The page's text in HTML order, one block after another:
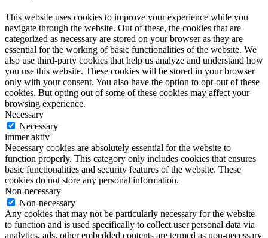
This website uses cookies to improve your experience while you
navigate through the website. Out of these, the cookies that are
categorized as necessary are stored on your browser as they are
essential for the working of basic functionalities of the website. We
also use third-party cookies that help us analyze and understand how
you use this website. These cookies will be stored in your browser
only with your consent. You also have the option to opt-out of these
cookies. But opting out of some of these cookies may affect your
browsing experience.
Necessary
Necessary
immer aktiv
Necessary cookies are absolutely essential for the website to
function properly. This category only includes cookies that ensures
basic functionalities and security features of the website. These
cookies do not store any personal information.
Non-necessary
Non-necessary
Any cookies that may not be particularly necessary for the website
to function and is used specifically to collect user personal data via
analytics, ads, other embedded contents are termed as non-necessary